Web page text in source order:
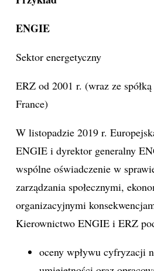
ENGIE
Sektor energetyczny
ERZ od 2001 r. (wraz ze
France)
W listopadzie 2019 r.
ENGIE i dyrektor generalny
wspólne oświadczenie w
zarządzania społecznymi,
organizacyjnymi
Kierownictwo ENGIE i ERZ
oceny wpływu cyfryzacji